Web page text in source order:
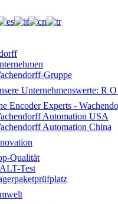
Gruppe
Unternehmenswerte: R
Encoder Experts -
Automation USA
Automation China
Qualität
Test